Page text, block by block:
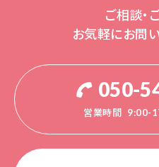
ご相談・
お気軽にお問
050-
営業時間 9:00-